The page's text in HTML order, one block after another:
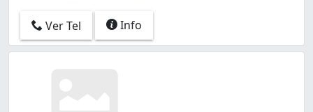
Ver Tel Info